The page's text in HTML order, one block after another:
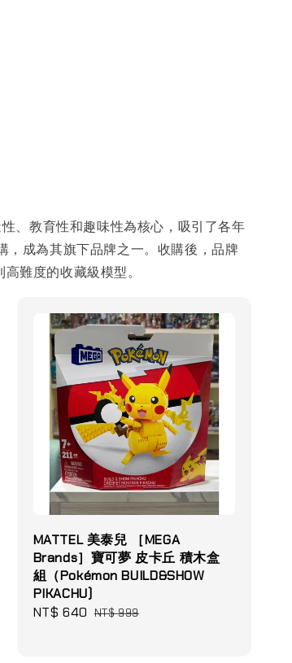
、教育性和趣味性為核心，吸引了各年
，成為其旗下品牌之一。收購後，品牌
難度的收藏級模型。
MATTEL 美泰兒 ［MEGA
Brands］寶可夢 皮卡丘 積木盒
組（Pokémon BUILD&SHOW
PIKACHU)
Sale
NT$ 640 Regular
NT$ 999